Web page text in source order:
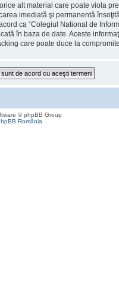
alt material care poate viola
imediată şi permanentă
ca “Colegiul National de
în baza de date. Aceste
care poate duce la
© phpBB Group
România